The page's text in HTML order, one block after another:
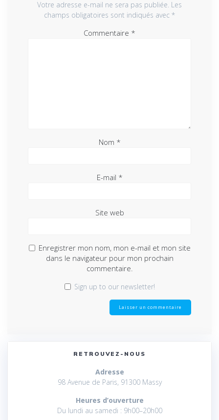
Votre adresse e-mail ne sera pas publiée. Les
champs obligatoires sont indiqués avec *
Commentaire *
Nom *
E-mail *
Site web
Enregistrer mon nom, mon e-mail et mon site
dans le navigateur pour mon prochain
commentaire.
Sign up to our newsletter!
RETROUVEZ-NOUS
Adresse
98 Avenue de Paris, 91300 Massy
Heures d’ouverture
Du lundi au samedi : 9h00–20h00